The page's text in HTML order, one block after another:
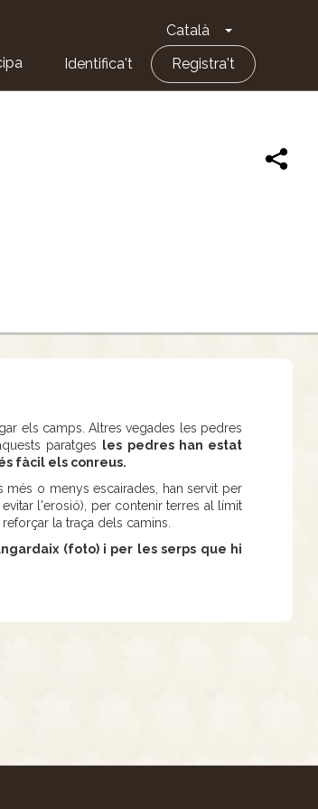
Català Toggle
Identifica't Registra't
els camps. Altres vegades les pedres
paratges
les pedres han estat
fàcil els conreus.
més o menys escairades, han servit per
l'erosió), per contenir terres al límit
la traça dels camins.
(foto) i per les serps que hi